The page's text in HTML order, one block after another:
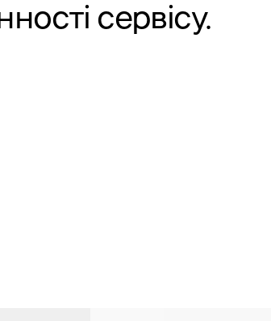
сервісу.